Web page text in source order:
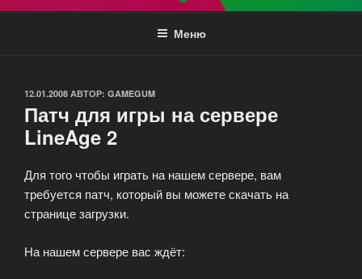
Меню
ОПУБЛИКОВАНО
12.01.2008 АВТОР: GAMEGUM
Патч для игры на сервере
LineAge 2
Для того чтобы играть на нашем сервере, вам
требуется патч, который вы можете скачать на
странице загрузки.
На нашем сервере вас ждёт: